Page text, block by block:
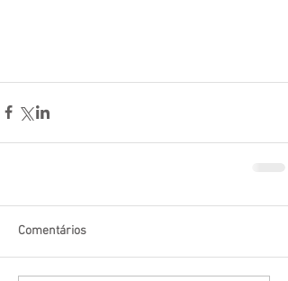
Comentários